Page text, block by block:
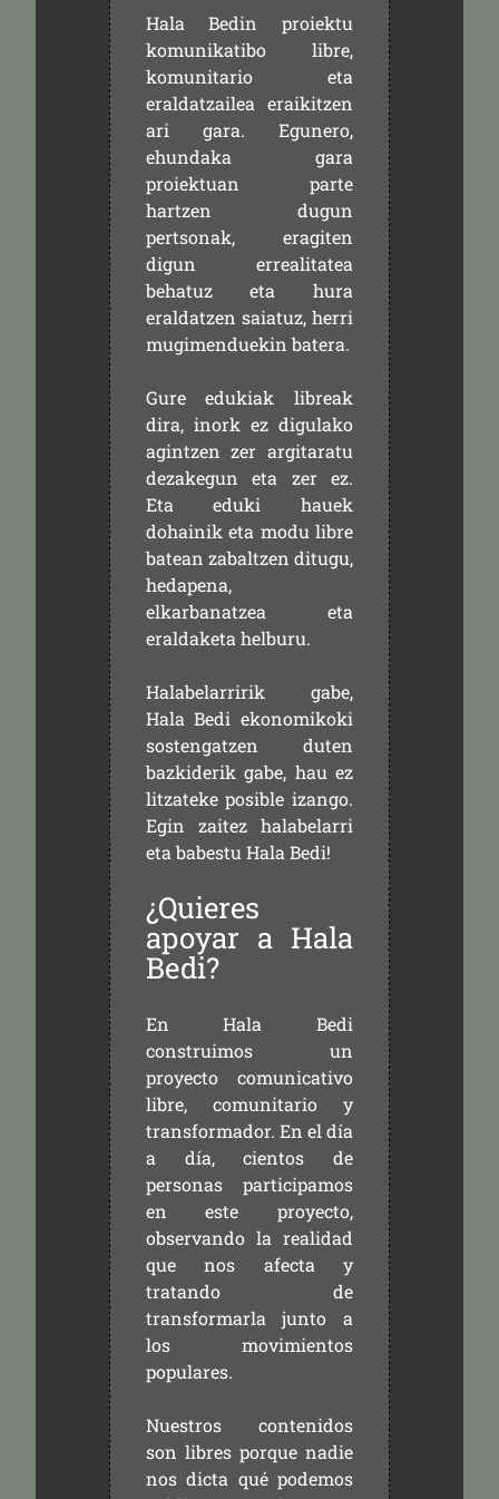
Hala Bedin proiektu
komunikatibo libre,
komunitario eta
eraldatzailea eraikitzen
ari gara. Egunero,
ehundaka gara
proiektuan parte
hartzen dugun
pertsonak, eragiten
digun errealitatea
behatuz eta hura
eraldatzen saiatuz, herri
mugimenduekin batera.
Gure edukiak libreak
dira, inork ez digulako
agintzen zer argitaratu
dezakegun eta zer ez.
Eta eduki hauek
dohainik eta modu libre
batean zabaltzen ditugu,
hedapena,
elkarbanatzea eta
eraldaketa helburu.
Halabelarririk gabe,
Hala Bedi ekonomikoki
sostengatzen duten
bazkiderik gabe, hau ez
litzateke posible izango.
Egin zaitez halabelarri
eta babestu Hala Bedi!
¿Quieres
apoyar a Hala
Bedi?
En Hala Bedi
construimos un
proyecto comunicativo
libre, comunitario y
transformador. En el día
a día, cientos de
personas participamos
en este proyecto,
observando la realidad
que nos afecta y
tratando de
transformarla junto a
los movimientos
populares.
Nuestros contenidos
son libres porque nadie
nos dicta qué podemos